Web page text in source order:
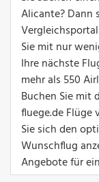
Alicante? Dann
Sie mit nur
Ihre nächste
mehr als 550
Buchen Sie mit
fluege.de Flüge
Sie sich den
Wunschflug
Angebote für